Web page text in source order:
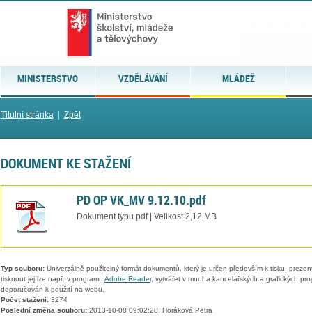
MINISTERSTVO VZDĚLÁVÁNÍ MLÁDEŽ
Titulní stránka| Zpět
DOKUMENT KE STAŽENÍ
PD OP VK_MV 9.12.10.pdf
Dokument typu pdf | Velikost 2,12 MB
Typ souboru:Univerzálně použitelný formát dokumentů, který je určen především k tisku,
tisknout jej lze např. v programu Adobe Reader, vytvářet v mnoha kancelářských a grafických
doporučován k použití na webu.
Počet stažení:3274
Poslední změna souboru:2013-10-08 09:02:28, Horáková Petra